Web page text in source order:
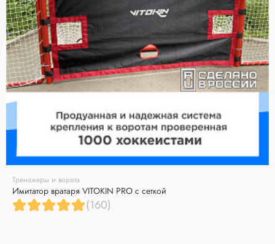
Тренажеры и ворота
Имитатор вратаря VITOKIN PRO с сеткой
(160)